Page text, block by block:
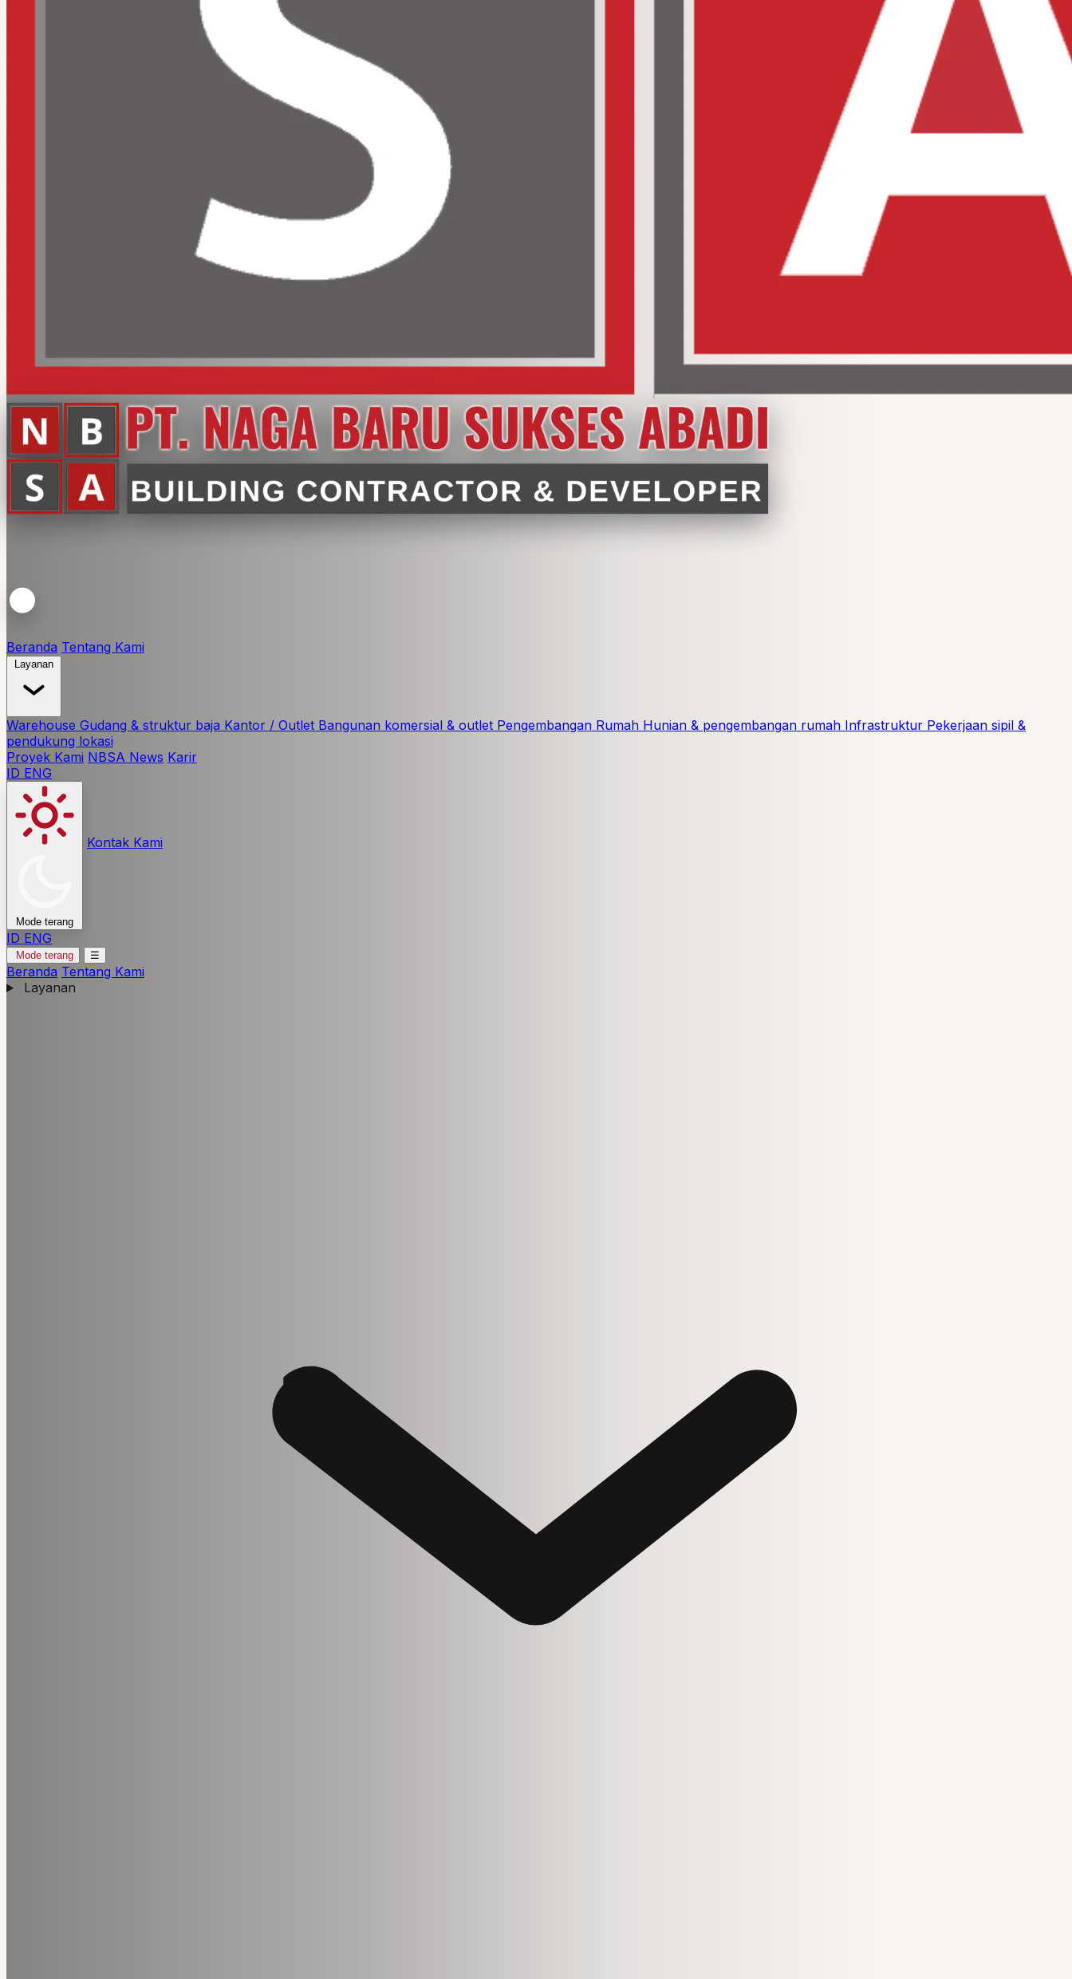
Beranda Tentang Kami
Layanan
Warehouse Gudang & struktur baja Kantor / Outlet Bangunan komersial & outlet Pengembangan Rumah Hunian & pengembangan rumah Infrastruktur Pekerjaan sipil &
pendukung lokasi
Proyek Kami NBSA News Karir
ID ENG
Mode terang
Kontak Kami
ID ENG
Mode terang ☰
Beranda Tentang Kami
Layanan